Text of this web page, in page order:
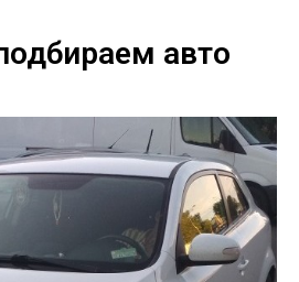
авто